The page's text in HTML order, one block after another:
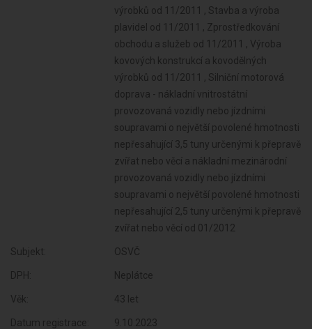
výrobků od 11/2011 , Stavba a výroba
plavidel od 11/2011 , Zprostředkování
obchodu a služeb od 11/2011 , Výroba
kovových konstrukcí a kovodělných
výrobků od 11/2011 , Silniční motorová
doprava - nákladní vnitrostátní
provozovaná vozidly nebo jízdními
soupravami o největší povolené hmotnosti
nepřesahující 3,5 tuny určenými k přepravě
zvířat nebo věcí a nákladní mezinárodní
provozovaná vozidly nebo jízdními
soupravami o největší povolené hmotnosti
nepřesahující 2,5 tuny určenými k přepravě
zvířat nebo věcí od 01/2012
Subjekt: OSVČ
DPH: Neplátce
Věk: 43 let
Datum registrace: 9.10.2023